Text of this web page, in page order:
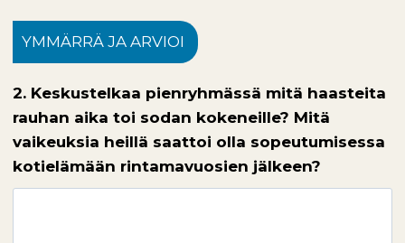
YMMÄRRÄ JA ARVIOI
2. Keskustelkaa pienryhmässä mitä haasteita
rauhan aika toi sodan kokeneille? Mitä
vaikeuksia heillä saattoi olla sopeutumisessa
kotielämään rintamavuosien jälkeen?